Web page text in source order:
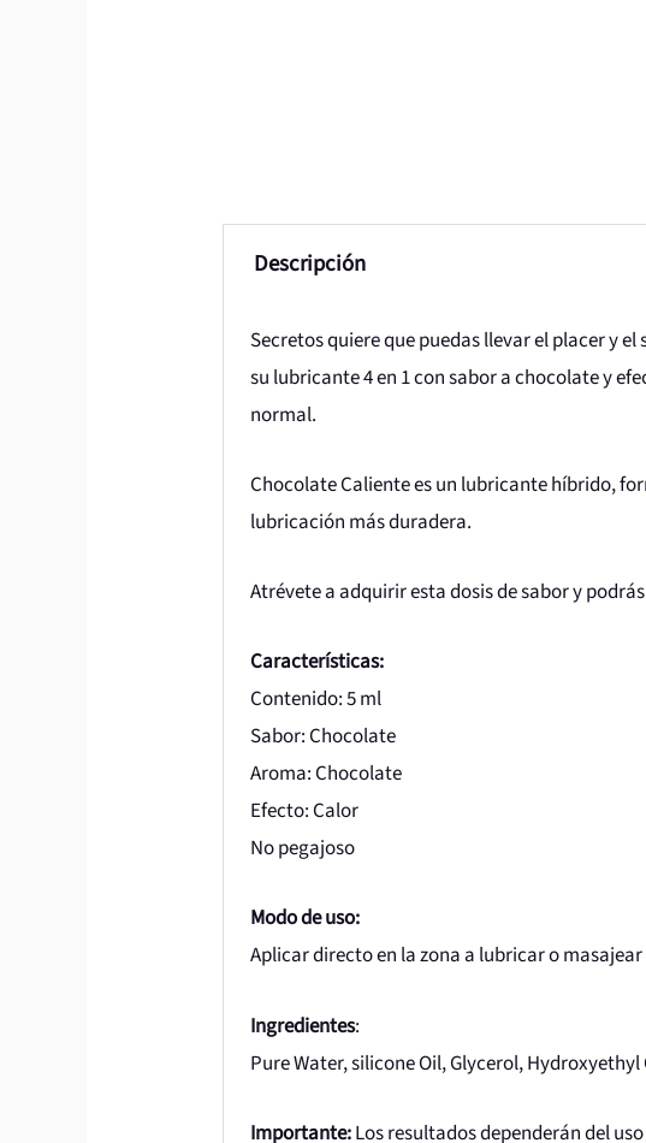
Descripción
Secretos quiere que puedas llevar el placer y
su lubricante 4 en 1 con sabor a chocolate y
normal.
Chocolate Caliente es un lubricante híbrido,
lubricación más duradera.
Atrévete a adquirir esta dosis de sabor y
Características:
Contenido: 5 ml
Sabor: Chocolate
Aroma: Chocolate
Efecto: Calor
No pegajoso
Modo de uso:
Aplicar directo en la zona a lubricar o
Ingredientes:
Pure Water, silicone Oil, Glycerol,
Importante:Los resultados dependerán del